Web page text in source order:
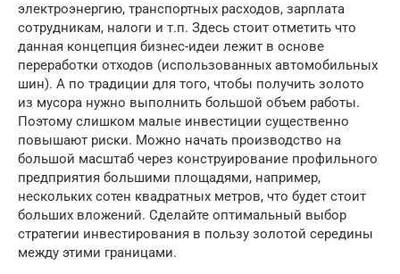
электроэнергию, транспортных расходов, зарплата
сотрудникам, налоги и т.п. Здесь стоит отметить что
данная концепция бизнес-идеи лежит в основе
переработки отходов (использованных автомобильных
шин). А по традиции для того, чтобы получить золото
из мусора нужно выполнить большой объем работы.
Поэтому слишком малые инвестиции существенно
повышают риски. Можно начать производство на
большой масштаб через конструирование профильного
предприятия большими площадями, например,
нескольких сотен квадратных метров, что будет стоит
больших вложений. Сделайте оптимальный выбор
стратегии инвестирования в пользу золотой середины
между этими границами.